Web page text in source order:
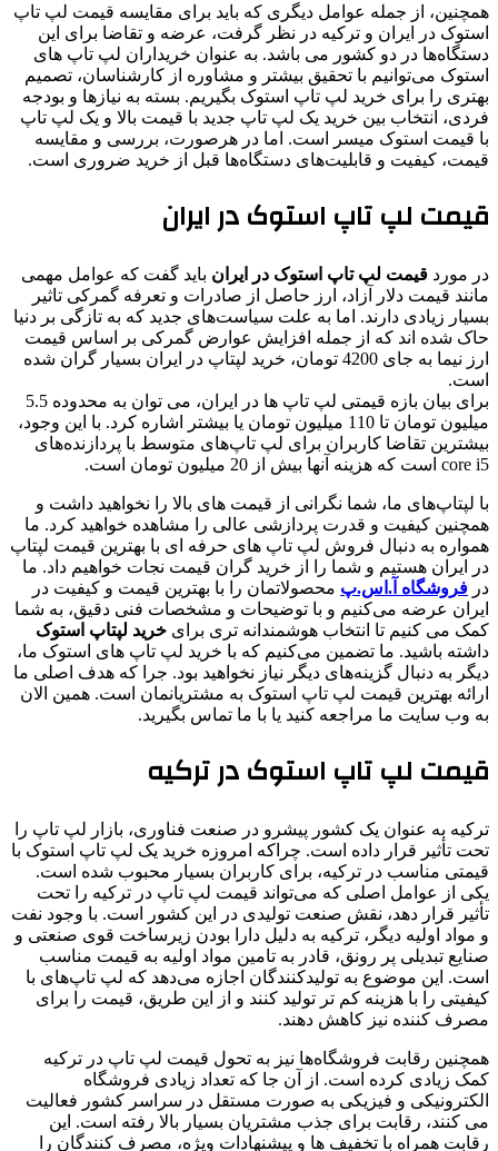
همچنین، از جمله عوامل دیگری که باید برای مقایسه قیمت لپ تاپ
استوک در ایران و ترکیه در نظر گرفت، عرضه و تقاضا برای این
دستگاه‌ها در دو کشور می‌ باشد. به عنوان خریداران لپ تاپ های
استوک می‌توانیم با تحقیق بیشتر و مشاوره از کارشناسان، تصمیم
بهتری را برای خرید لپ تاپ استوک بگیریم. بسته به نیازها و بودجه
فردی، انتخاب بین خرید یک لپ تاپ جدید با قیمت بالا و یک لپ تاپ
با قیمت استوک میسر است. اما در هرصورت، بررسی و مقایسه
قیمت، کیفیت و قابلیت‌های دستگاه‌ها قبل از خرید ضروری است.
قیمت لپ تاپ استوک در ایران
در مورد قیمت لپ تاپ استوک در ایران باید گفت که عوامل مهمی
مانند قیمت دلار آزاد، ارز حاصل از صادرات و تعرفه گمرکی تاثیر
بسیار زیادی دارند. اما به علت سیاست‌های جدید که به تازگی بر دنیا
حاک شده اند که از جمله افزایش عوارض گمرکی بر اساس قیمت
ارز نیما به جای 4200 تومان، خرید لپتاپ در ایران بسیار گران شده
است.
برای بیان بازه قیمتی لپ تاپ‌ ها در ایران، می ‌توان به محدوده 5.5
میلیون تومان تا 110 میلیون تومان یا بیشتر اشاره کرد. با این وجود،
بیشترین تقاضا کاربران برای لپ تاپ‌های متوسط با پردازنده‌های
core i5 است که هزینه آنها بیش از 20 میلیون تومان است.
با لپتاپ‌های ما، شما نگرانی از قیمت های بالا را نخواهید داشت و
همچنین کیفیت و قدرت پردازشی عالی را مشاهده خواهید کرد. ما
همواره به دنبال فروش لپ تاپ های حرفه ای با بهترین قیمت لپتاپ
در ایران هستیم و شما را از خرید گران ‌قیمت نجات خواهیم داد. ما
در فروشگاه آ.اس.پ محصولاتمان را با بهترین قیمت و کیفیت در
ایران عرضه می‌کنیم و با توضیحات و مشخصات فنی دقیق، به شما
کمک می کنیم تا انتخاب هوشمندانه‌ تری برای خرید لپتاپ استوک
داشته باشید. ما تضمین می‌کنیم که با خرید لپ تاپ های استوک ما،
دیگر به دنبال گزینه‌های دیگر نیاز نخواهید بود. جرا که هدف اصلی ما
ارائه بهترین قیمت لپ تاپ استوک به مشتریانمان است. همین الان
به وب سایت ما مراجعه کنید یا با ما تماس بگیرید.
قیمت لپ تاپ استوک در ترکیه
ترکیه به عنوان یک کشور پیشرو در صنعت فناوری، بازار لپ تاپ را
تحت تأثیر قرار داده است. چراکه امروزه خرید یک لپ تاپ استوک با
قیمتی مناسب در ترکیه، برای کاربران بسیار محبوب شده است.
یکی از عوامل اصلی که می‌تواند قیمت لپ تاپ در ترکیه را تحت
تأثیر قرار دهد، نقش صنعت تولیدی در این کشور است. با وجود نفت
و مواد اولیه دیگر، ترکیه به دلیل دارا بودن زیرساخت قوی صنعتی و
صنایع تبدیلی پر رونق، قادر به تامین مواد اولیه به قیمت مناسب
است. این موضوع به تولیدکنندگان اجازه می‌دهد که لپ تاپ‌های با
کیفیتی را با هزینه کم تر تولید کنند و از این طریق، قیمت را برای
مصرف کننده نیز کاهش دهند.
همچنین رقابت فروشگاه‌ها نیز به تحول قیمت لپ تاپ در ترکیه
کمک زیادی کرده است. از آن جا که تعداد زیادی فروشگاه
الکترونیکی و فیزیکی به صورت مستقل در سراسر کشور فعالیت
می‌ کنند، رقابت برای جذب مشتریان بسیار بالا رفته است. این
رقابت همراه با تخفیف‌ ها و پیشنهادات ویژه، مصرف کنندگان را